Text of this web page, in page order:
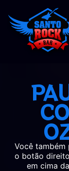
Você também
o botão
em cima